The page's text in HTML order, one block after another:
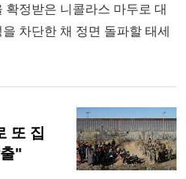
정받은 니콜라스 마두로 대
차단한 채 정면 돌파할 태세
또 집
"